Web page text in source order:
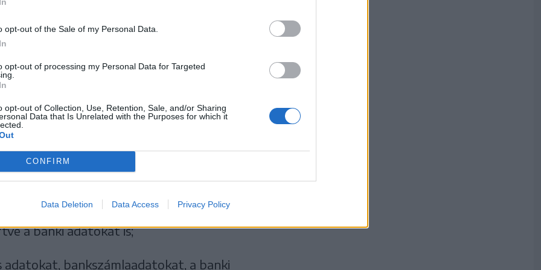
opt-out of the Sale of my Personal Data.
opt-out of processing my Personal Data for Targeted
opt-out of Collection, Use, Retention, Sale, and/or Sharing
Data that Is Unrelated with the Purposes for which it
CONFIRM
Data Deletion Data Access Privacy Policy
olyan linkekre, amelyek
pénznyereséget ígérnek;
fenn kapcsolatot e platformok
elemzőként mutatkoznak be, függetlenül
hozzá (számtalan telefonhívás) és
a befektetés érdekében;
azzal az ürüggyel, hogy segít
az AnyDesk vagy a TeamViewer
telepítésével idegenek
(telefon, laptop, számítógép, táblagép)
a banki adatokat is;
bankszámlaadatokat, a banki